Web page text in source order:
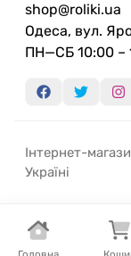
shop@roliki.ua
Одеса, вул.
ПН—СБ 10:00 –
Інтернет-
Україні